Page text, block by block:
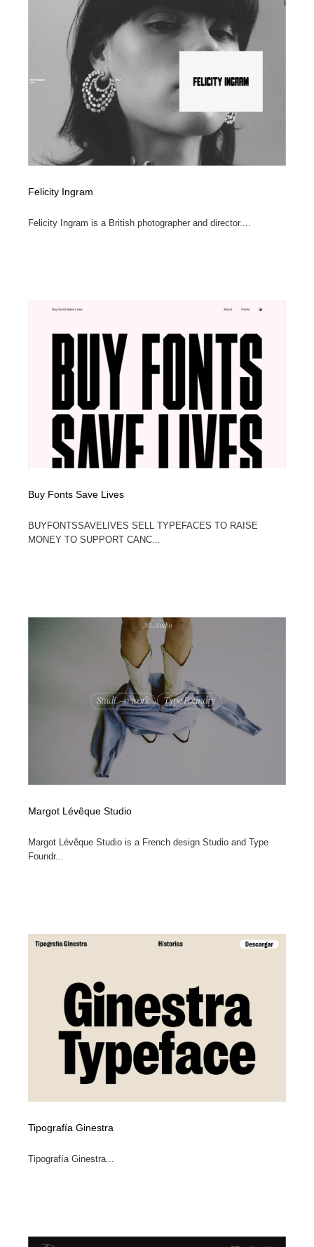
Felicity Ingram
Felicity Ingram is a British photographer and director....
Buy Fonts Save Lives
BUYFONTSSAVELIVES SELL TYPEFACES TO RAISE
MONEY TO SUPPORT CANC...
Margot Lévêque Studio
Margot Lévêque Studio is a French design Studio and Type
Foundr...
Tipografía Ginestra
Tipografía Ginestra...